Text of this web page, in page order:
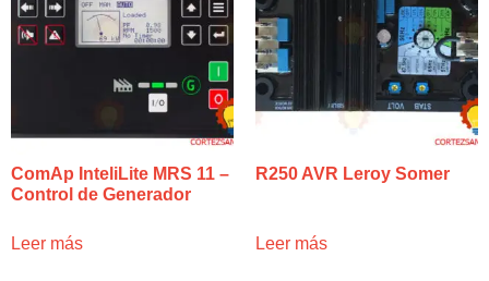
ComAp InteliLite MRS 11 –
Control de Generador
Leer más
R250 AVR Leroy Somer
Leer más